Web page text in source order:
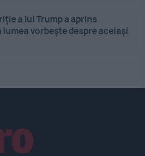
a lui Trump a aprins
vorbește despre același